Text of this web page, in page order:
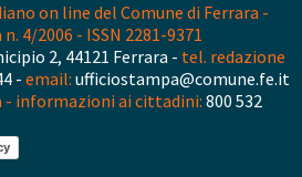
on line del Comune di Ferrara -
4/2006 - ISSN 2281-9371
2, 44121 Ferrara - tel. redazione
- email: ufficiostampa@comune.fe.it
- informazioni ai cittadini: 800 532